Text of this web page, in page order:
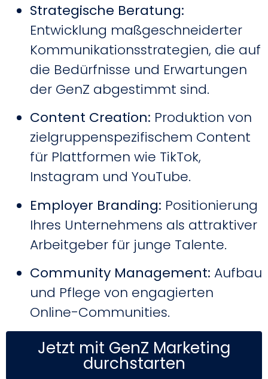
Strategische Beratung:
Entwicklung maßgeschneiderter
Kommunikationsstrategien, die auf
die Bedürfnisse und Erwartungen
der GenZ abgestimmt sind.
Content Creation: Produktion von
zielgruppenspezifischem Content
für Plattformen wie TikTok,
Instagram und YouTube.
Employer Branding: Positionierung
Ihres Unternehmens als attraktiver
Arbeitgeber für junge Talente.
Community Management: Aufbau
und Pflege von engagierten
Online-Communities.
Jetzt mit GenZ Marketing
durchstarten